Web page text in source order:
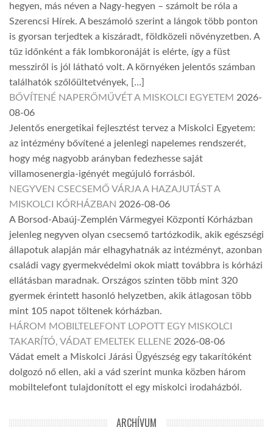
hegyen, más néven a Nagy-hegyen – számolt be róla a
Szerencsi Hírek. A beszámoló szerint a lángok több ponton
is gyorsan terjedtek a kiszáradt, földközeli növényzetben. A
tűz időnként a fák lombkoronáját is elérte, így a füst
messziről is jól látható volt. A környéken jelentős számban
találhatók szőlőültetvények, […]
BŐVÍTENÉ NAPERŐMŰVÉT A MISKOLCI EGYETEM 2026-
08-06
Jelentős energetikai fejlesztést tervez a Miskolci Egyetem:
az intézmény bővítené a jelenlegi napelemes rendszerét,
hogy még nagyobb arányban fedezhesse saját
villamosenergia-igényét megújuló forrásból.
NEGYVEN CSECSEMŐ VÁRJA A HAZAJUTÁST A
MISKOLCI KÓRHÁZBAN 2026-08-06
A Borsod-Abaúj-Zemplén Vármegyei Központi Kórházban
jelenleg negyven olyan csecsemő tartózkodik, akik egészségi
állapotuk alapján már elhagyhatnák az intézményt, azonban
családi vagy gyermekvédelmi okok miatt továbbra is kórházi
ellátásban maradnak. Országos szinten több mint 320
gyermek érintett hasonló helyzetben, akik átlagosan több
mint 105 napot töltenek kórházban.
HÁROM MOBILTELEFONT LOPOTT EGY MISKOLCI
TAKARÍTÓ, VÁDAT EMELTEK ELLENE 2026-08-06
Vádat emelt a Miskolci Járási Ügyészség egy takarítóként
dolgozó nő ellen, aki a vád szerint munka közben három
mobiltelefont tulajdonított el egy miskolci irodaházból.
ARCHÍVUM